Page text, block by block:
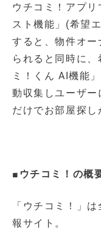
ウチコミ！アプ
スト機能」(希望
すると、物件オ
られると同時に
ミ！くん AI機能
動収集しユーザー
だけでお部屋探し
■ウチコミ！の概
「ウチコミ！」
報サイト。